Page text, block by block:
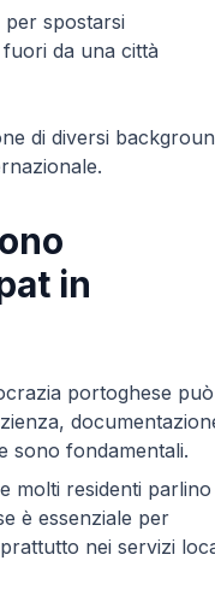
spostarsi
da una città
di diversi
in
portoghese può
sono fondamentali.
molti residenti parlino
è essenziale per
nei servizi